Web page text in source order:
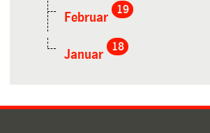
Februar
19
Januar
18